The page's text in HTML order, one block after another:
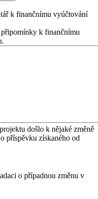
k finančnímu vyúčtování
k finančnímu
došlo k nějaké změně
příspěvku získaného od
o případnou změnu v